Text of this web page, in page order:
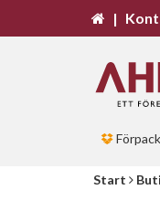
Start
|